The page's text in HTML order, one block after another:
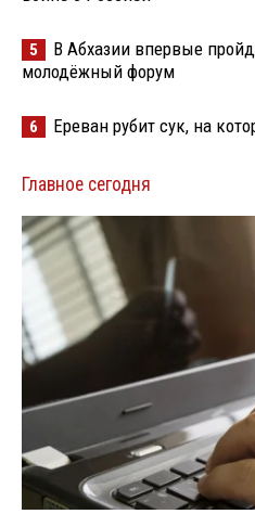
5
В Абхазии впервые
молодёжный форум
6 Ереван рубит сук, на
Главное сегодня